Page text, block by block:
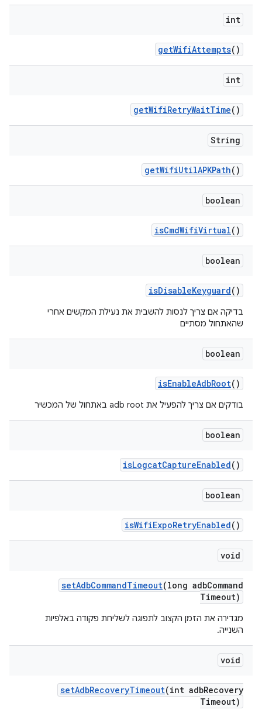
int
getWifiAttempts()
int
getWifiRetryWaitTime()
String
getWifiUtilAPKPath()
boolean
isCmdWifiVirtual()
boolean
isDisableKeyguard()
בדיקה אם צריך לנסות להשבית את נעילת המקשים אחרי
שהאתחול מסתיים
boolean
isEnableAdbRoot()
בודקים אם צריך להפעיל את adb root באתחול של המכשיר
boolean
isLogcatCaptureEnabled()
boolean
isWifiExpoRetryEnabled()
void
setAdbCommandTimeout(long adbCommand
Timeout)
מגדירה את הזמן הקצוב לתפוגה לשליחת פקודה באלפיות
השנייה.
void
setAdbRecoveryTimeout(int adbRecovery
Timeout)